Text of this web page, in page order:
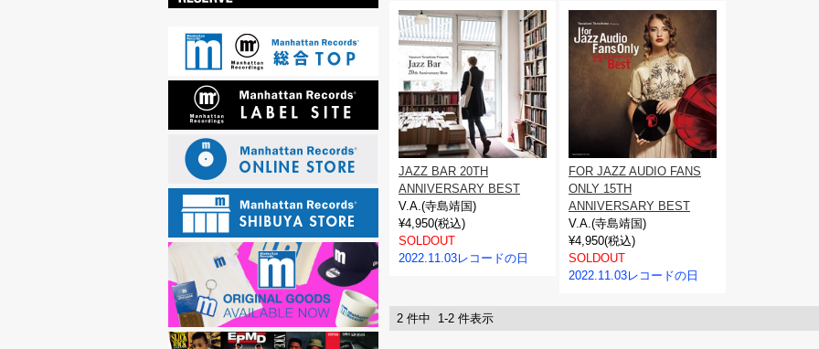
JAZZ BAR 20TH
ANNIVERSARY BEST
V.A.(寺島靖国)
¥4,950(税込)
SOLDOUT
2022.11.03レコードの日
FOR JAZZ AUDIO FANS
ONLY 15TH
ANNIVERSARY BEST
V.A.(寺島靖国)
¥4,950(税込)
SOLDOUT
2022.11.03レコードの日
2 件中 1-2 件表示